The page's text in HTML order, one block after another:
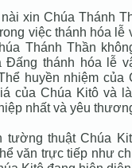
xin Chúa Thánh
việc thánh hóa lễ
Thánh Thần
Đấng thánh hóa lễ
huyền nhiệm
của Chúa Kitô và
nhất và yêu
tường thuật Chúa
văn trực tiếp như